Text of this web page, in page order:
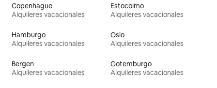
Copenhague
Alquileres vacacionales
Estocolmo
Alquileres vacacionales
Hamburgo
Alquileres vacacionales
Oslo
Alquileres vacacionales
Bergen
Alquileres vacacionales
Gotemburgo
Alquileres vacacionales